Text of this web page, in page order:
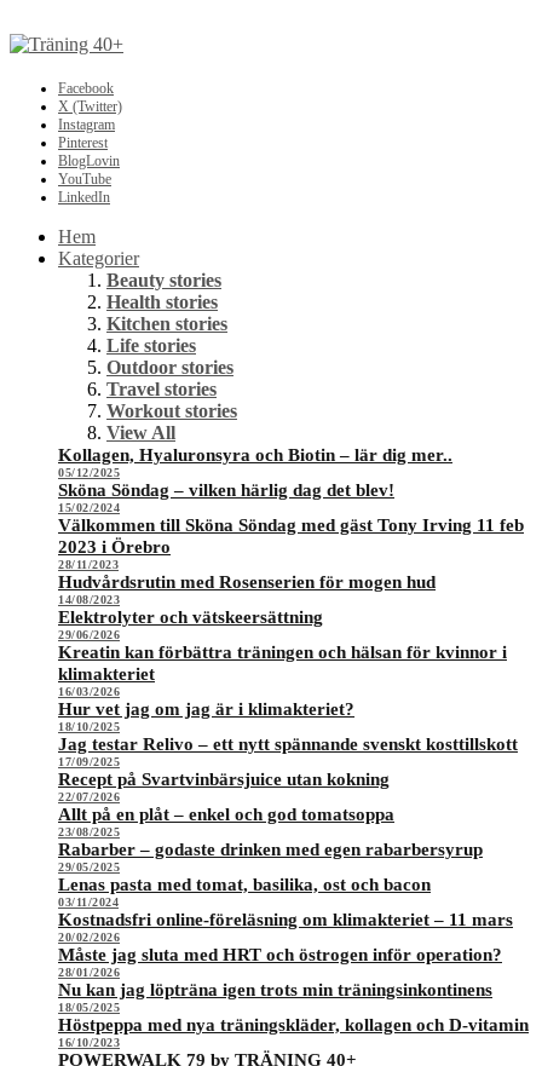
Facebook
X (Twitter)
Instagram
Pinterest
BlogLovin
YouTube
LinkedIn
Hem
Kategorier
Beauty stories
Health stories
Kitchen stories
Life stories
Outdoor stories
Travel stories
Workout stories
View All
Kollagen, Hyaluronsyra och Biotin – lär dig mer..
05/12/2025
Sköna Söndag – vilken härlig dag det blev!
15/02/2024
Välkommen till Sköna Söndag med gäst Tony Irving 11 feb
2023 i Örebro
28/11/2023
Hudvårdsrutin med Rosenserien för mogen hud
14/08/2023
Elektrolyter och vätskeersättning
29/06/2026
Kreatin kan förbättra träningen och hälsan för kvinnor i
klimakteriet
16/03/2026
Hur vet jag om jag är i klimakteriet?
18/10/2025
Jag testar Relivo – ett nytt spännande svenskt kosttillskott
17/09/2025
Recept på Svartvinbärsjuice utan kokning
22/07/2026
Allt på en plåt – enkel och god tomatsoppa
23/08/2025
Rabarber – godaste drinken med egen rabarbersyrup
29/05/2025
Lenas pasta med tomat, basilika, ost och bacon
03/11/2024
Kostnadsfri online-föreläsning om klimakteriet – 11 mars
20/02/2026
Måste jag sluta med HRT och östrogen inför operation?
28/01/2026
Nu kan jag löpträna igen trots min träningsinkontinens
18/05/2025
Höstpeppa med nya träningskläder, kollagen och D-vitamin
16/10/2023
POWERWALK 79 by TRÄNING 40+